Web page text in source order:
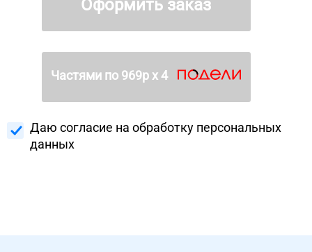
Оформить заказ
Частями по 969р х 4
Даю согласие на обработку персональных
данных